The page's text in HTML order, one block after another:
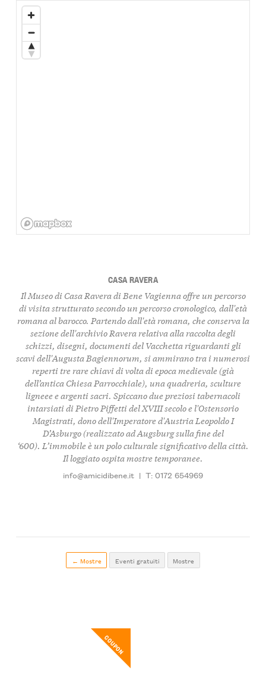
CASA RAVERA
Il Museo di Casa Ravera di Bene Vagienna offre un percorso
di visita strutturato secondo un percorso cronologico, dall'età
romana al barocco. Partendo dall'età romana, che conserva la
sezione dell'archivio Ravera relativa alla raccolta degli
schizzi, disegni, documenti del Vacchetta riguardanti gli
scavi dell'Augusta Bagiennorum, si ammirano tra i numerosi
reperti tre rare chiavi di volta di epoca medievale (già
dell’antica Chiesa Parrocchiale), una quadreria, sculture
ligneee e argenti sacri. Spiccano due preziosi tabernacoli
intarsiati di Pietro Piffetti del XVIII secolo e l'Ostensorio
Magistrati, dono dell'Imperatore d'Austria Leopoldo I
D’Asburgo (realizzato ad Augsburg sulla fine del
‘600). L’immobile è un polo culturale significativo della città.
Il loggiato ospita mostre temporanee.
info@amicidibene.it | T: 0172 654969
← Mostre Eventi gratuiti Mostre
COUPON